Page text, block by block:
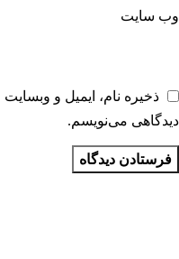
وب‌ سایت
ذخیره نام، ایمیل و
دیدگاهی می‌نویسم.